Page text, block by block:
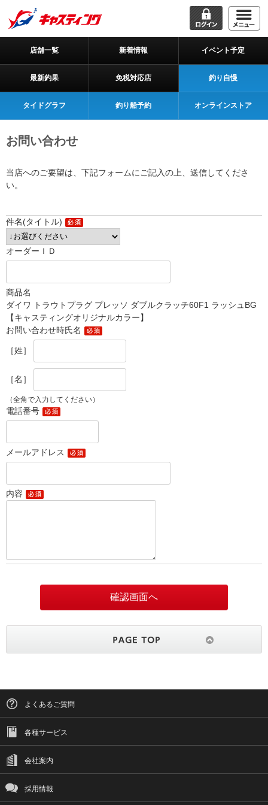
店舗一覧 新着情報 イベント予定
最新釣果 免税対応店 釣り自慢
タイドグラフ 釣り船予約 オンラインストア
お問い合わせ
当店へのご要望は、下記フォームにご記入の上、送信してくださ
い。
件名(タイトル)
オーダーＩＤ
商品名
ダイワ トラウトプラグ プレッソ ダブルクラッチ60F1 ラッシュBG
【キャスティングオリジナルカラー】
お問い合わせ時氏名
［姓］
［名］
（全角で入力してください）
電話番号
メールアドレス
内容
よくあるご質問
各種サービス
会社案内
採用情報